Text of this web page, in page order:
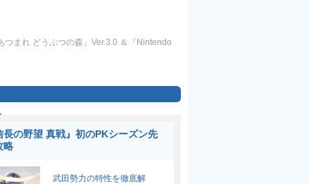
つまれ どうぶつの森』Ver.3.0 ＆『Nintendo
長の野望 真戦』初のPKシーズン先
略
武田勢力の特性を徹底解